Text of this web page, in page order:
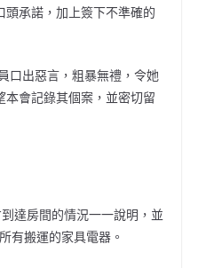
承諾，加上簽下不準確的
口出惡言，粗暴無禮，令她
會記錄其個案，並密切留
達房間的情況一一說明，並
有搬運的家具電器。